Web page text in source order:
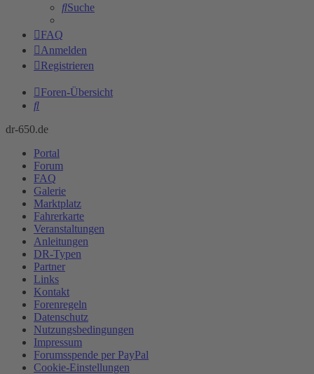
Suche
FAQ
Anmelden
Registrieren
Foren-Übersicht
Suche
dr-650.de
Portal
Forum
FAQ
Galerie
Marktplatz
Fahrerkarte
Veranstaltungen
Anleitungen
DR-Typen
Partner
Links
Kontakt
Forenregeln
Datenschutz
Nutzungsbedingungen
Impressum
Forumsspende per PayPal
Cookie-Einstellungen